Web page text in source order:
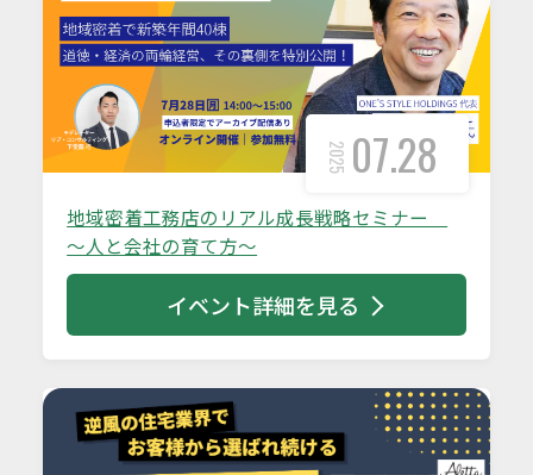
2025 07.28
地域密着工務店のリアル成長戦略セミナー
～人と会社の育て方～
イベント詳細を見る